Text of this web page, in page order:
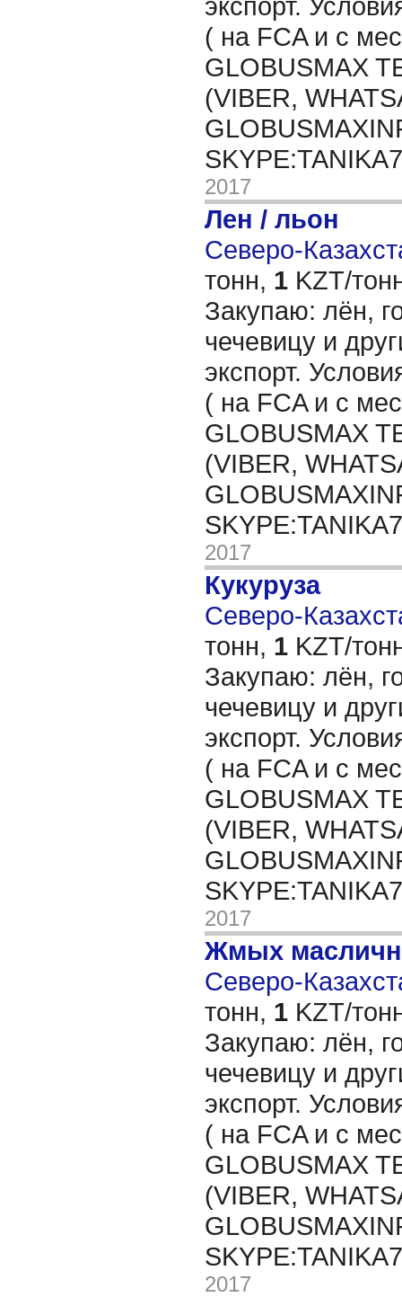
( на FCA и с
GLOBUSMAX
(VIBER,
2017
Лен / льон
Северо-
тонн, 1 KZT/
Закупаю: лён,
чечевицу и
экспорт.
( на FCA и с
GLOBUSMAX
(VIBER,
2017
Кукуруза
Северо-
тонн, 1 KZT/
Закупаю: лён,
чечевицу и
экспорт.
( на FCA и с
GLOBUSMAX
(VIBER,
2017
Жмых
Северо-
тонн, 1 KZT/
Закупаю: лён,
чечевицу и
экспорт.
( на FCA и с
GLOBUSMAX
(VIBER,
2017